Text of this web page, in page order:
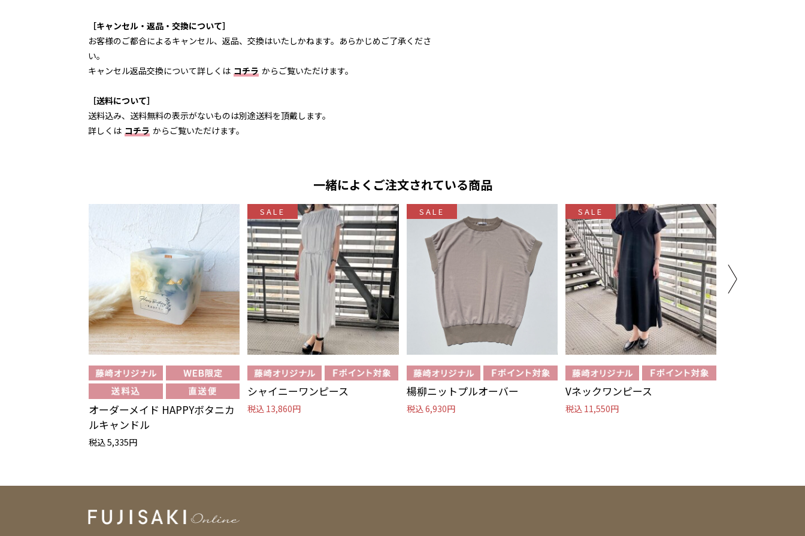
［キャンセル・返品・交換について］
お客様のご都合によるキャンセル、返品、交換はいたしかねます。あらかじめご了承くださ
い。
キャンセル返品交換について詳しくは コチラ からご覧いただけます。
［送料について］
送料込み、送料無料の表示がないものは別途送料を頂戴します。
詳しくは コチラ からご覧いただけます。
一緒によくご注文されている商品
オーダーメイド HAPPYボタニカ
ルキャンドル
税込 5,335円
SALE
シャイニーワンピース
税込 13,860円
SALE
楊柳ニットプルオーバー
税込 6,930円
SALE
Vネックワンピース
税込 11,550円